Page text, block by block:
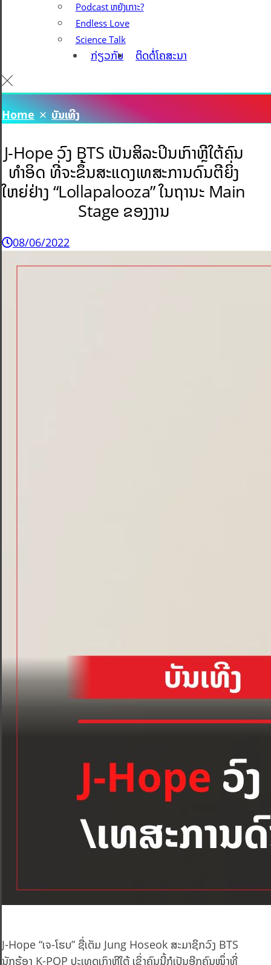
Podcast ຫຍັງເກາະ?
Endless Love
Science Talk
ກ່ຽວກັບ ຕິດຕໍ່ໂຄສະນາ
Home ບັນເທີງ
J-Hope ວົງ BTS ເປັນສິລະປິນເກົາຫຼີໃຕ້ຄົນ
ທຳອິດ ທີ່ຈະຂຶ້ນສະແດງເທສະການດົນຕີຍິ່ງ
ໃຫຍ່ຢ່າງ “Lollapalooza” ໃນຖານະ Main
Stage ຂອງງານ
08/06/2022
J-Hope “ເຈ-ໂຮບ” ຊື່ເຕັມ Jung Hoseok ສະມາຊິກວົງ BTS
ນັກຮ້ອງ K-POP ປະເທດເກົາຫຼີໃຕ້ ເຊິ່ງຄົນນີ້ກໍເປັນອີກຄົນໜຶ່ງທີ່